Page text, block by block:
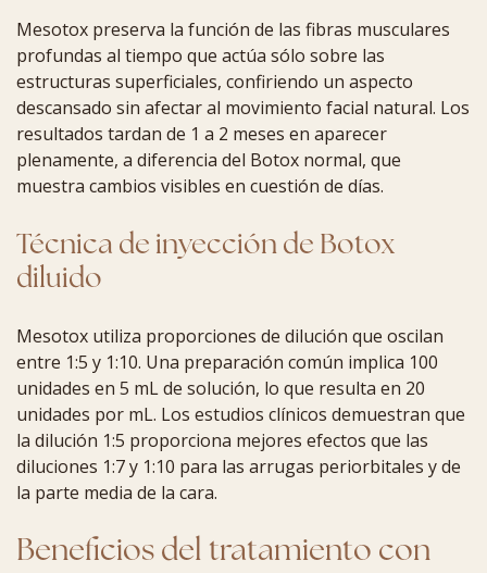
Mesotox preserva la función de las fibras musculares
profundas al tiempo que actúa sólo sobre las
estructuras superficiales, confiriendo un aspecto
descansado sin afectar al movimiento facial natural. Los
resultados tardan de 1 a 2 meses en aparecer
plenamente, a diferencia del Botox normal, que
muestra cambios visibles en cuestión de días.
Técnica de inyección de Botox
diluido
Mesotox utiliza proporciones de dilución que oscilan
entre 1:5 y 1:10. Una preparación común implica 100
unidades en 5 mL de solución, lo que resulta en 20
unidades por mL. Los estudios clínicos demuestran que
la dilución 1:5 proporciona mejores efectos que las
diluciones 1:7 y 1:10 para las arrugas periorbitales y de
la parte media de la cara.
Beneficios del tratamiento con